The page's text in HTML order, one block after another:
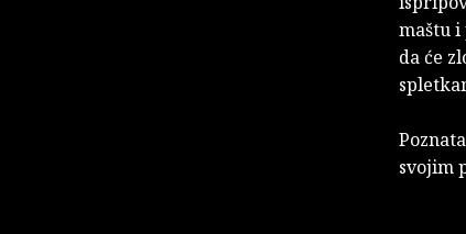
maštu i
da će
svojim